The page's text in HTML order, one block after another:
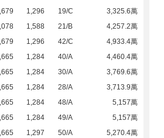
1,296 19/C
3,325.6萬
1,588 21/B
4,257.2萬
1,296 42/C
4,933.4萬
1,284 40/A
4,460.4萬
1,284 30/A
3,769.6萬
1,284 28/A
3,713.9萬
1,284 48/A
5,157萬
1,284 49/A
5,157萬
1,297 50/A
5,270.4萬